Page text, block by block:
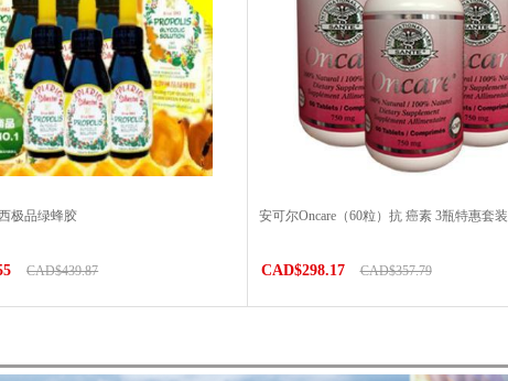
极品绿蜂胶
CAD$439.87
安可尔Oncare（60粒）抗 癌素 3瓶特惠套装
CAD$298.17 CAD$357.79